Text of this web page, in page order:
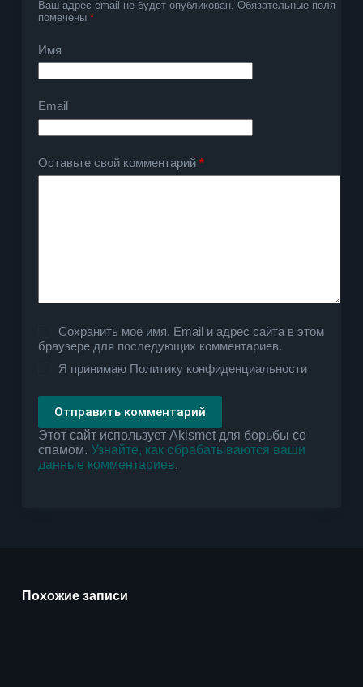
Ваш адрес email не будет опубликован. Обязательные поля
помечены *
Имя
Email
Оставьте свой комментарий*
Сохранить моё имя, Email и адрес сайта в этом
браузере для последующих комментариев.
Я принимаю Политику конфиденциальности
Отправить комментарий
Этот сайт использует Akismet для борьбы со
спамом. Узнайте, как обрабатываются ваши
данные комментариев.
Похожие записи